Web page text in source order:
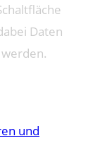
Daten
und